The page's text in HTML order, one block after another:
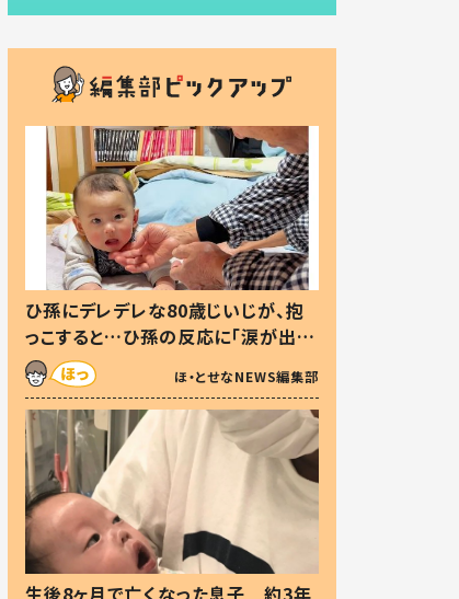
ひ孫にデレデレな80歳じいじが、抱
っこすると…ひ孫の反応に「涙が出ま
した」「可愛くて仕方ない」
ほ・とせなNEWS編集部